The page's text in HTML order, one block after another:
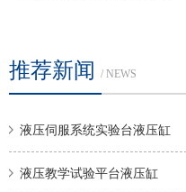
推荐新闻 / NEWS
液压伺服系统实验台液压缸
液压教学试验平台液压缸